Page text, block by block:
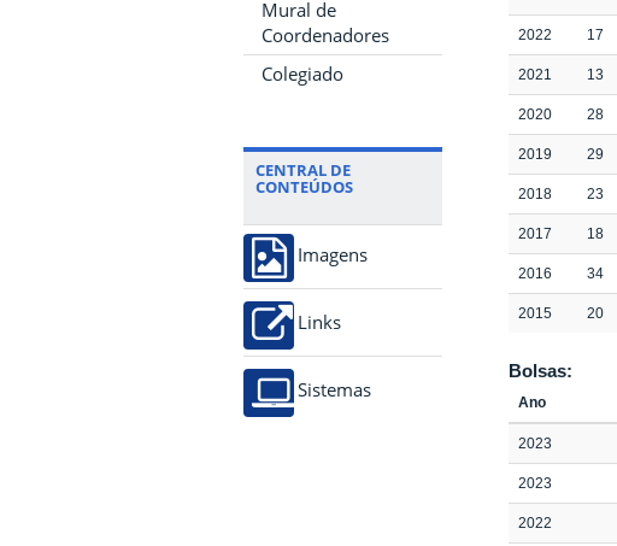
Mural de
Coordenadores
Colegiado
CENTRAL DE
CONTEÚDOS
Imagens
Links
Sistemas
2022 17
2021 13
2020 28
2019 29
2018 23
2017 18
2016 34
2015 20
Bolsas:
Ano
2023
2023
2022